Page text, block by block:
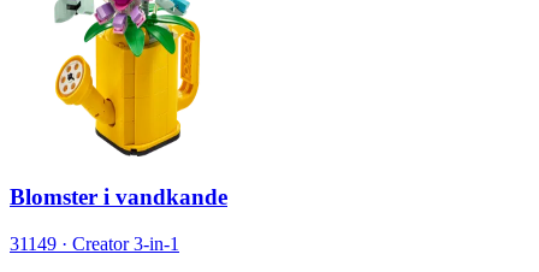
Blomster i vandkande
31149 · Creator 3-in-1